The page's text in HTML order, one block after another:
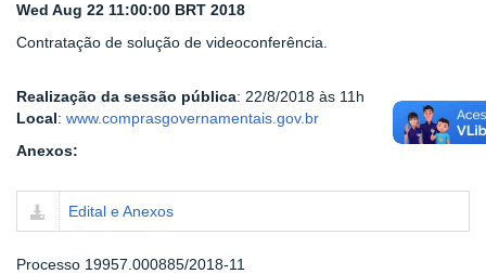
Wed Aug 22 11:00:00 BRT 2018
Contratação de solução de videoconferência.
Realização da sessão pública: 22/8/2018 às 11h
Local: www.comprasgovernamentais.gov.br
Anexos:
Edital e Anexos
Processo 19957.000885/2018-11